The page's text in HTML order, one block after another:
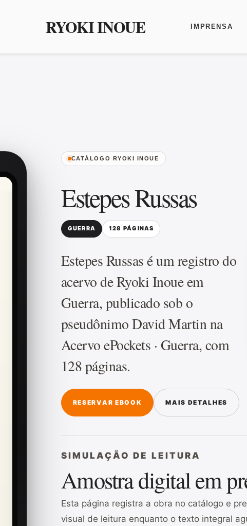
RYOKI INOUE IMPRENSA
CATÁLOGO RYOKI INOUE
Estepes Russas
GUERRA 128 PÁGINAS
Estepes Russas é um registro do
acervo de Ryoki Inoue em
Guerra, publicado sob o
pseudônimo David Martin na
Acervo ePockets · Guerra, com
128 páginas.
RESERVAR EBOOK MAIS DETALHES
SIMULAÇÃO DE LEITURA
Amostra digital em
Esta página registra a obra no catálogo e
visual de leitura enquanto o texto integral